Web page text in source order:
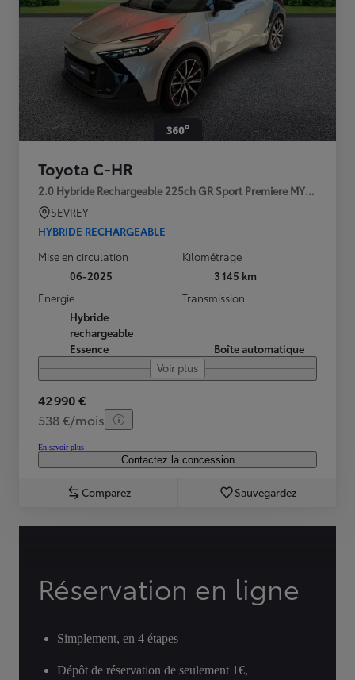
Toyota C-HR
2.0 Hybride Rechargeable 225ch GR Sport Premiere MY25
SEVREY
HYBRIDE RECHARGEABLE
Mise en circulation
06-2025
Kilométrage
3 145 km
Energie
Hybride
rechargeable
Essence
Transmission
Boîte automatique
Voir plus
42 990 €
538 €/mois
En savoir plus
Contactez la concession
Comparez Sauvegardez
Réservation en ligne
Simplement, en 4 étapes
Dépôt de réservation de seulement 1€,